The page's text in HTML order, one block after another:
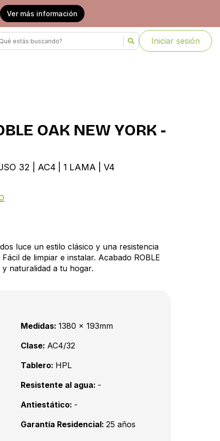
Ver más información
Iniciar sesión
OAK NEW YORK -
32 | AC4 | 1 LAMA | V4
luce un estilo clásico y una resistencia
de limpiar e instalar. Acabado ROBLE
naturalidad a tu hogar.
Medidas: 1380 x 193mm
Clase: AC4/32
Tablero: HPL
Resistente al agua: -
Antiestático: -
Garantía Residencial: 25 años